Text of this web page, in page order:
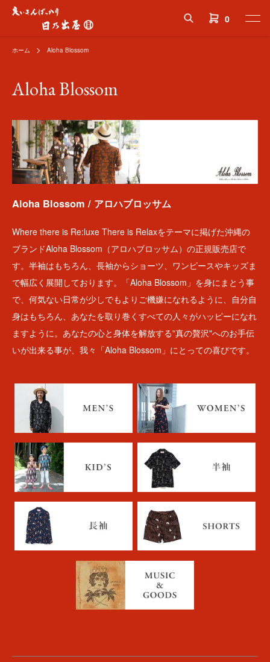
0
ホーム Aloha Blossom
Aloha Blossom
Aloha Blossom / アロハブロッサム
Where there is Re:luxe There is Relaxをテーマに掲げた沖縄の
ブランドAloha Blossom（アロハブロッサム）の正規販売店で
す。半袖はもちろん、長袖からショーツ、ワンピースやキッズま
で幅広く展開しております。「Aloha Blossom」を身にまとう事
で、何気ない日常が少しでもよりご機嫌になれるように、自分自
身はもちろん、あなたを取り巻くすべての人々がハッピーになれ
ますように。あなたの心と身体を解放する"真の贅沢"へのお手伝
いが出来る事が、我々「Aloha Blossom」にとっての喜びです。